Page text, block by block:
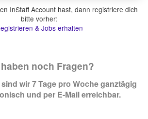
InStaff Account hast, dann registriere dich
bitte vorher:
& Jobs erhalten
noch Fragen?
wir 7 Tage pro Woche ganztägig
und per E-Mail erreichbar.